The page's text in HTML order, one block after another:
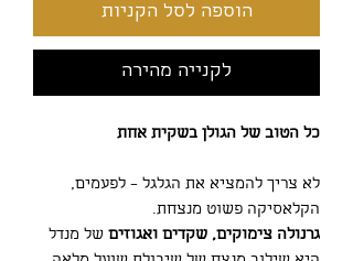
הוספה לסל הקניות
לקנייה מהירה
כל הטוב של הגולן בשקית אחת
לא צריך להמציא את הגלגל – לפעמים,
הקלאסיקה פשוט מנצחת.
גרנולה צימוקים, שקדים ואגוזים של מנדל